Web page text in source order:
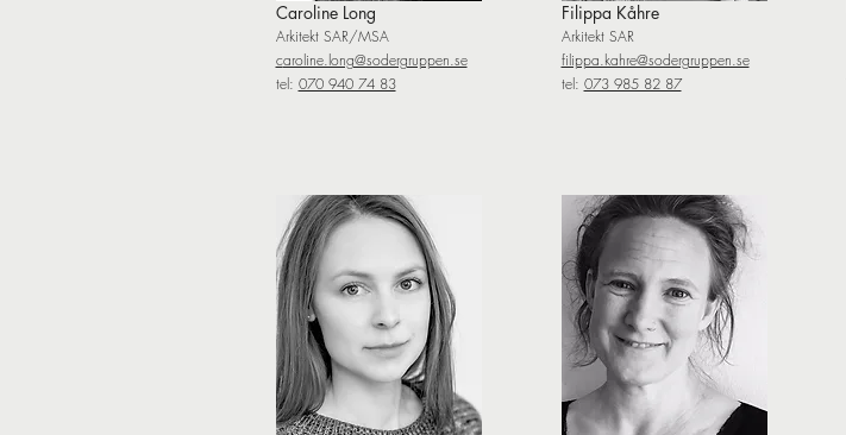
Caroline Long
Arkitekt SAR/MSA
caroline.long@sodergruppen.se
tel: 070 940 74 83
Filippa Kåhre
Arkitekt SAR
filippa.kahre@sodergruppen.se
tel: 073 985 82 87